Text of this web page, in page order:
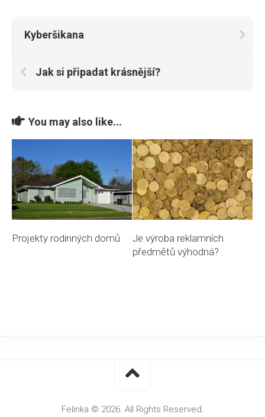
Kyberšikana
Jak si připadat krásnější?
You may also like...
Projekty rodinných domů
Je výroba reklamních
předmětů výhodná?
Felinka © 2026. All Rights Reserved.